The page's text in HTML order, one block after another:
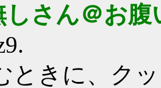
しさん＠お腹
ときに、ク